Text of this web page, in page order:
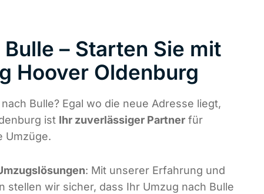
– Starten Sie mit
Hoover Oldenburg
Bulle? Egal wo die neue Adresse liegt,
ist Ihr zuverlässiger Partner für
Umzüge.
: Mit unserer Erfahrung und
stellen wir sicher, dass Ihr Umzug nach Bulle